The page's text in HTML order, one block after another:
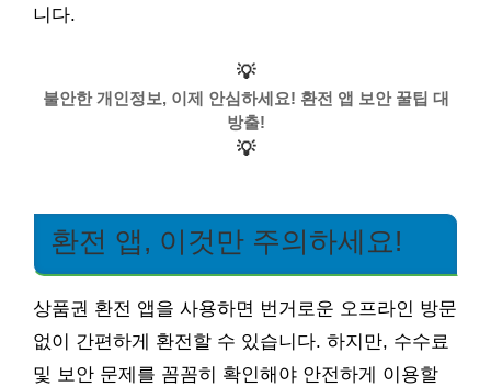
니다.
💡
불안한 개인정보, 이제 안심하세요! 환전 앱 보안 꿀팁 대
방출!
💡
환전 앱, 이것만 주의하세요!
상품권 환전 앱을 사용하면 번거로운 오프라인 방문
없이 간편하게 환전할 수 있습니다. 하지만, 수수료
및 보안 문제를 꼼꼼히 확인해야 안전하게 이용할